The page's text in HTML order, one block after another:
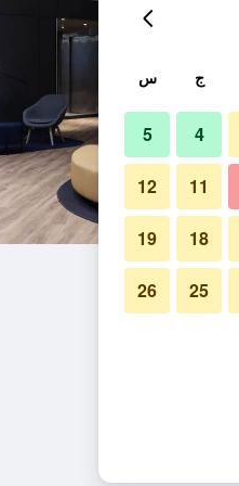
ج س
4
5
11
12
18
19
25
26